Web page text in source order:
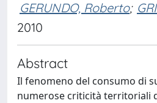
GERUNDO, Roberto;
2010
Abstract
Il fenomeno del consumo di
numerose criticità territoriali